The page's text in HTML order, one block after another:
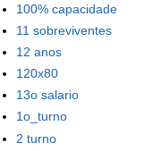
100% capacidade
11 sobreviventes
12 anos
120x80
13o salario
1o_turno
2 turno